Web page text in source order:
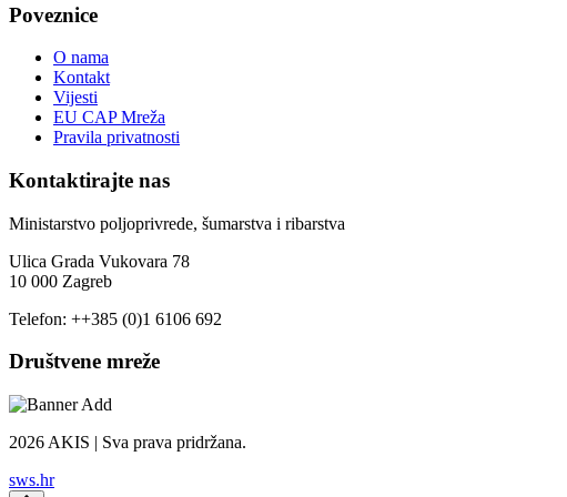
Poveznice
O nama
Kontakt
Vijesti
EU CAP Mreža
Pravila privatnosti
Kontaktirajte nas
Ministarstvo poljoprivrede, šumarstva i ribarstva
Ulica Grada Vukovara 78
10 000 Zagreb
Telefon: ++385 (0)1 6106 692
Društvene mreže
2026 AKIS | Sva prava pridržana.
sws.hr